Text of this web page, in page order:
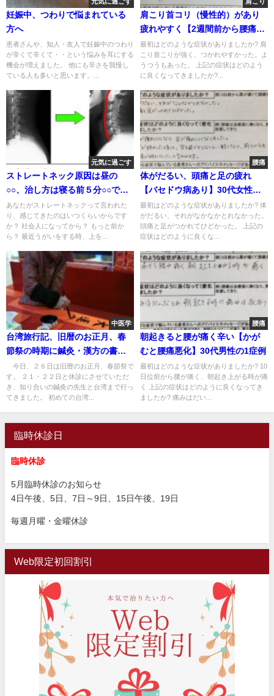
元気に過ごす
妊娠中、つわりで悩まれている
方へ
患者さんや、知人・友人で妊娠中のつわり
が辛くて辛くて・・という悩みを耳にする
機会が増えました。 他にも辛さを我慢し
ている人も多いと思います。...
肩こり
肩こり首コリ（慢性的）があり
疲れやすく【2週間前から腰痛】
30代女性の整体鍼灸治療の1症例
最初はどのような症状がありましたか? 肩
こり首こりが強く、つかれやすかった。よ
うつうもあった。 上記の症状はどのよう
に良くなってきましたか?...
元気に過ごす
ストレートネック原因は昼の
○○、治し方は寝る前５分○○で改
善
あなたがストレートネックって言われた
り、感じてきたのはいつくらいからです
か？ 社会人になってから？ もっと前か
ら？ 最近うがいをする時、上を...
腰痛
体がだるい、頭痛と足の疲れ
【バセドウ病あり】30代女性の
改善した1症例
最初はどのような症状がありましたか? 体
がだるい、それがなかなかとれなかった。
頭痛と足がつかれてひどかった。 上記の
症状はどのように良くな...
中医学
台湾旅行記、旧暦のお正月、春
節祭の時期に鍼灸・漢方の書籍
や鍼灸道具類の購入
今日、２６日は旧暦のお正月、春節祭で
す。 ２１・２２日と休診にさせていただ
き、知り合いの鍼灸の先生と台湾まで行っ
てきました。 初めての台湾...
腰痛
朝起きると腰が痛く辛い【かが
むと腰痛悪化】30代男性の1症例
最初はどのような症状がありましたか? 10
日位前から腰が痛く、朝起き上がる時が痛
く 上記の症状はどのように良くなってき
ましたか? 痛みはだい...
臨時休診日
臨時休診
5月臨時休診のお知らせ
4日午後、5日、7日～9日、15日午後、19日
毎週月曜・金曜休診
Web限定初回割引